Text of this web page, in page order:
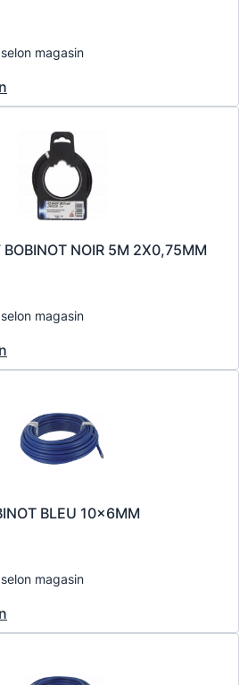
magasin
NOIR 5M 2X0,75MM
magasin
BLEU 10x6MM
magasin